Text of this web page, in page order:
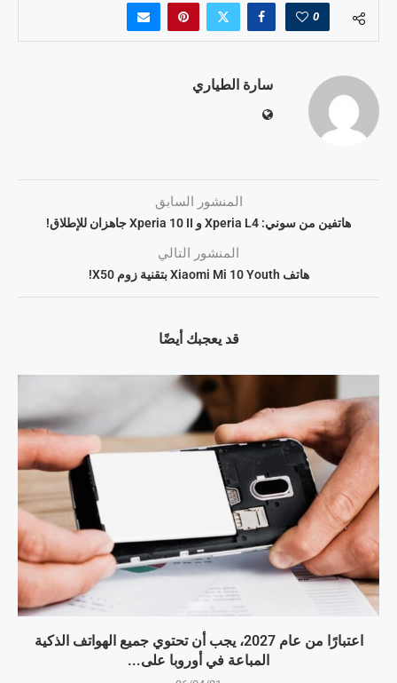
0
سارة الطياري
المنشور السابق
هاتفين من سوني: Xperia L4 و Xperia 10 II جاهزان للإطلاق!
المنشور التالي
هاتف Xiaomi Mi 10 Youth بتقنية زوم X50!
قد يعجبك أيضًا
اعتبارًا من عام 2027، يجب أن تحتوي جميع الهواتف الذكية
المباعة في أوروبا على...